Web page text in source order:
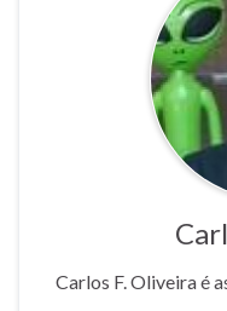
Carlos F. Oliveira é